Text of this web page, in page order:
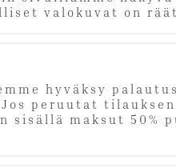
valokuvat on
hyväksy
peruutat
sisällä maksut